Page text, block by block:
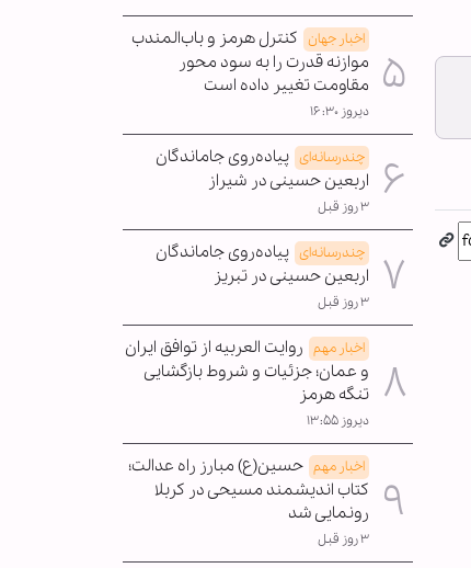
اخبار جهان کنترل هرمز و باب‌المندب
موازنه قدرت را به سود محور
مقاومت تغییر داده است
دیروز ۱۶:۳۰
چندرسانه‌ای پیاده‌روی جاماندگان
اربعین حسینی در شیراز
۳ روز قبل
چندرسانه‌ای پیاده‌روی جاماندگان
اربعین حسینی در تبریز
۳ روز قبل
اخبار مهم روایت العربیه از توافق ایران
و عمان؛ جزئیات و شروط بازگشایی
تنگه هرمز
دیروز ۱۳:۵۵
اخبار مهم حسین(ع) مبارز راه عدالت؛
کتاب اندیشمند مسیحی در کربلا
رونمایی شد
۳ روز قبل